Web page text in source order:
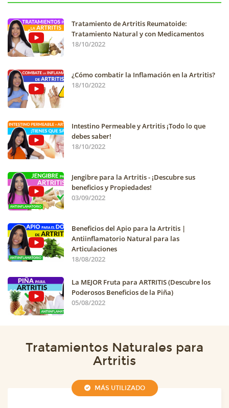
Tratamiento de Artritis Reumatoide:
Tratamiento Natural y con Medicamentos
18/10/2022
¿Cómo combatir la Inflamación en la Artritis?
18/10/2022
Intestino Permeable y Artritis ¡Todo lo que
debes saber!
18/10/2022
Jengibre para la Artritis - ¡Descubre sus
beneficios y Propiedades!
03/09/2022
Beneficios del Apio para la Artritis |
Antiinflamatorio Natural para las
Articulaciones
18/08/2022
La MEJOR Fruta para ARTRITIS (Descubre los
Poderosos Beneficios de la Piña)
05/08/2022
Tratamientos Naturales para
Artritis
MÁS UTILIZADO